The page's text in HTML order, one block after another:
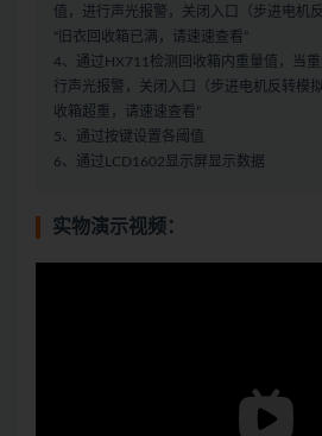
值，进行声光报警，关闭入口（步进电机
“旧衣回收箱已满，请速速查看”
4、通过HX711检测回收箱内重量值，当
行声光报警，关闭入口（步进电机反转模
收箱超重，请速速查看”
5、通过按键设置各阈值
6、通过LCD1602显示屏显示数据
实物演示视频：